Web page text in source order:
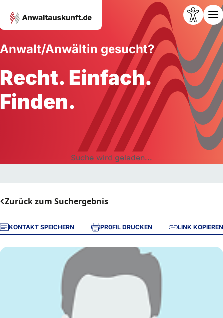
Anwalt/Anwältin gesucht?
Recht. Einfach.
Finden.
Suche wird geladen...
Zurück zum Suchergebnis
KONTAKT SPEICHERN PROFIL DRUCKEN LINK KOPIEREN